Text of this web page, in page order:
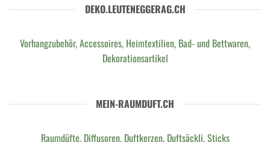
DEKO.LEUTENEGGERAG.CH
Vorhangzubehör, Accessoires, Heimtextilien, Bad- und Bettwaren,
Dekorationsartikel
MEIN-RAUMDUFT.CH
Raumdüfte, Diffusoren, Duftkerzen, Duftsäckli, Sticks